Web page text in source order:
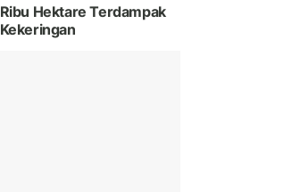
Ribu Hektare Terdampak
Kekeringan